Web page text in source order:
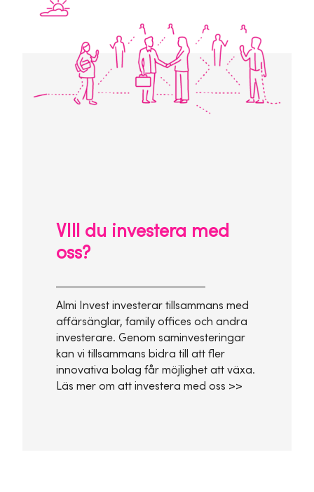
VIll du investera med
oss?
Almi Invest investerar tillsammans med
affärsänglar, family offices och andra
investerare. Genom saminvesteringar
kan vi tillsammans bidra till att fler
innovativa bolag får möjlighet att växa.
Läs mer om att investera med oss >>